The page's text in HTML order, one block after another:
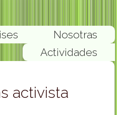
Nosotras
Actividades
activista